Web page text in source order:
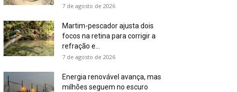
7 de agosto de 2026
Martim-pescador ajusta dois
focos na retina para corrigir a
refração e...
7 de agosto de 2026
Energia renovável avança, mas
milhões seguem no escuro